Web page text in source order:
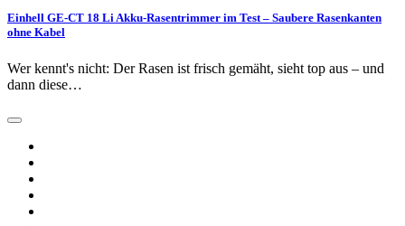
Einhell GE-CT 18 Li Akku-Rasentrimmer im Test – Saubere Rasenkanten
ohne Kabel
Wer kennt's nicht: Der Rasen ist frisch gemäht, sieht top aus – und
dann diese…